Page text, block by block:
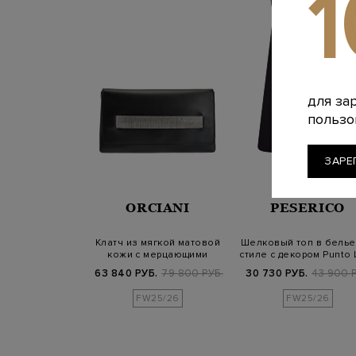
ORCIANI
Клатч из мягкой матовой
кожи с мерцающими
63 840 РУБ. 79 800 РУБ.
FW25/26
PESERICO
Шелковый топ в
стиле с декором Punto
30 730 РУБ. 43 900
FW25/26
для